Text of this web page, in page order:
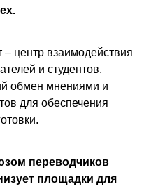
– центр взаимодействия
и студентов,
обмен мнениями и
для обеспечения
переводчиков
площадки для